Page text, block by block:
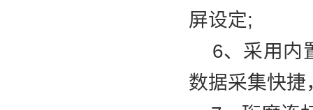
屏设定;
6、采用内
数据采集快